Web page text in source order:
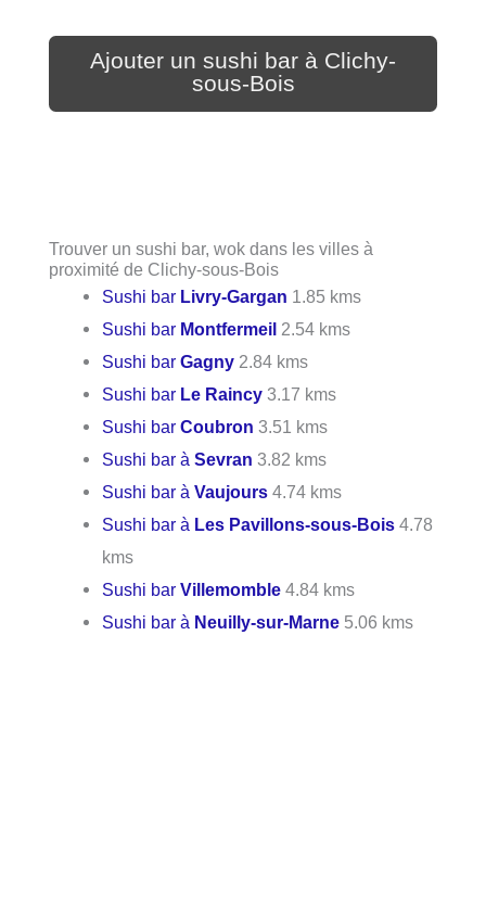
Ajouter un sushi bar à Clichy-
sous-Bois
Trouver un sushi bar, wok dans les villes à
proximité de Clichy-sous-Bois
Sushi bar Livry-Gargan 1.85 kms
Sushi bar Montfermeil 2.54 kms
Sushi barGagny 2.84 kms
Sushi bar Le Raincy 3.17 kms
Sushi barCoubron 3.51 kms
Sushi bar àSevran 3.82 kms
Sushi bar àVaujours 4.74 kms
Sushi bar à Les Pavillons-sous-Bois 4.78
kms
Sushi barVillemomble 4.84 kms
Sushi bar à Neuilly-sur-Marne 5.06 kms